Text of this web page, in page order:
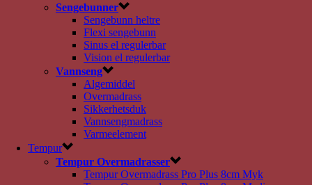
Sengebunner
Sengebunn heltre
Flexi sengebunn
Sinus el regulerbar
Vision el regulerbar
Vannseng
Algemiddel
Overmadrass
Sikkerhetsduk
Vannsengmadrass
Varmeelement
Tempur
Tempur Overmadrasser
Tempur Overmadrass Pro Plus 8cm Myk